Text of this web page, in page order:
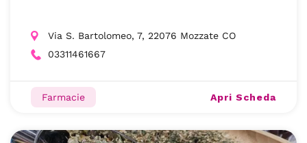
Via S. Bartolomeo, 7, 22076 Mozzate CO
03311461667
Farmacie Apri Scheda